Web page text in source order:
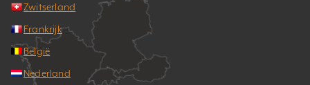
Zwitserland
Frankrijk
België
Nederland